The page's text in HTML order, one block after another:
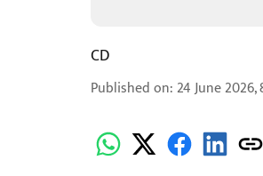
CD
Published on: 24 June 2026,